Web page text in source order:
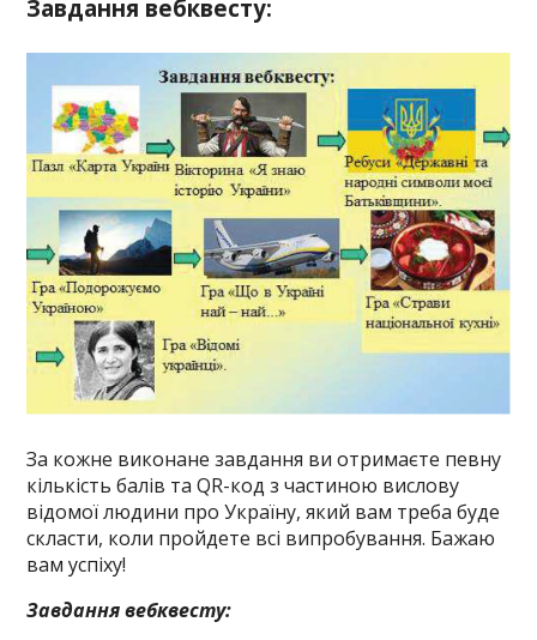
Завдання вебквесту:
За кожне виконане завдання ви отримаєте певну
кількість балів та QR-код з частиною вислову
відомої людини про Україну, який вам треба буде
скласти, коли пройдете всі випробування. Бажаю
вам успіху!
Завдання вебквесту: